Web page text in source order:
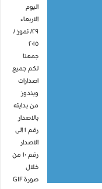
اليوم
الاربعاء
٢٩/ تموز /
٢٠١٥
جمعنا
لكم جميع
اصدارات
ويندوز
من بدايته
بالاصدار
رقم ١ الى
الاصدار
رقم ١٠ من
خلال
صورة GIF